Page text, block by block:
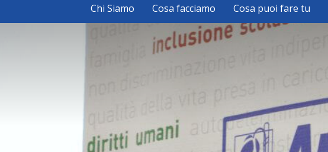
con
disabilità
intellettive
neurosviluppo
Chi Siamo Cosa facciamo Cosa puoi fare tu